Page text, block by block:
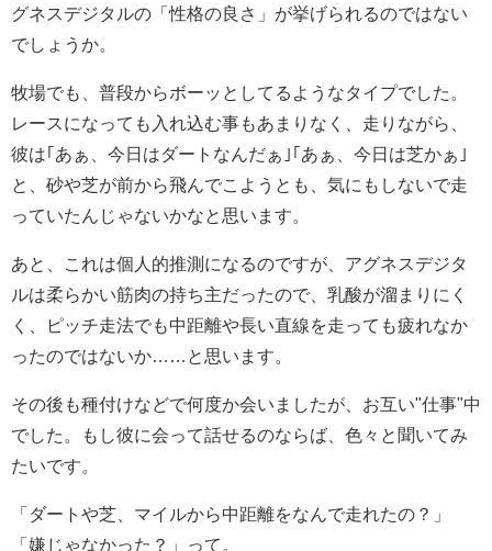
グネスデジタルの「性格の良さ」が挙げられるのではない
でしょうか。
牧場でも、普段からボーッとしてるようなタイプでした。
レースになっても入れ込む事もあまりなく、走りながら、
彼は｢あぁ、今日はダートなんだぁ｣｢あぁ、今日は芝かぁ｣
と、砂や芝が前から飛んでこようとも、気にもしないで走
っていたんじゃないかなと思います。
あと、これは個人的推測になるのですが、アグネスデジタ
ルは柔らかい筋肉の持ち主だったので、乳酸が溜まりにく
く、ピッチ走法でも中距離や長い直線を走っても疲れなか
ったのではないか……と思います。
その後も種付けなどで何度か会いましたが、お互い"仕事"中
でした。もし彼に会って話せるのならば、色々と聞いてみ
たいです。
「ダートや芝、マイルから中距離をなんで走れたの？」
「嫌じゃなかった？」って。